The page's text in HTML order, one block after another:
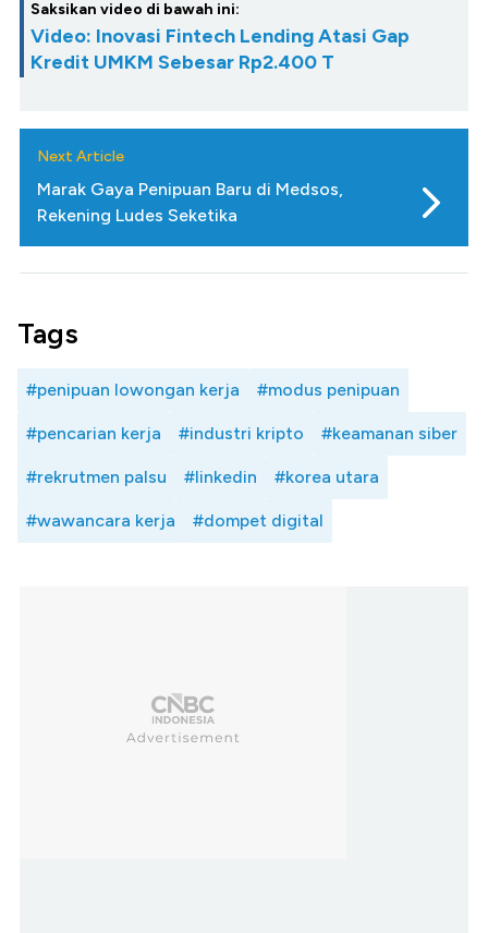
Saksikan video di bawah ini:
Video: Inovasi Fintech Lending Atasi Gap
Kredit UMKM Sebesar Rp2.400 T
Next Article
Marak Gaya Penipuan Baru di Medsos,
Rekening Ludes Seketika
Tags
#penipuan lowongan kerja #modus penipuan
#pencarian kerja #industri kripto #keamanan siber
#rekrutmen palsu #linkedin #korea utara
#wawancara kerja #dompet digital